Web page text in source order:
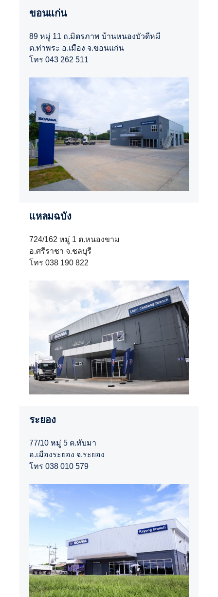
ขอนแก่น
89 หมู่ 11 ถ.มิตรภาพ บ้านหนองบัวดีหมี
ต.ท่าพระ อ.เมือง จ.ขอนแก่น
โทร 043 262 511
แหลมฉบัง
724/162 หมู่ 1 ต.หนองขาม
อ.ศรีราชา จ.ชลบุรี
โทร 038 190 822
ระยอง
77/10 หมู่ 5 ต.ทับมา
อ.เมืองระยอง จ.ระยอง
โทร 038 010 579